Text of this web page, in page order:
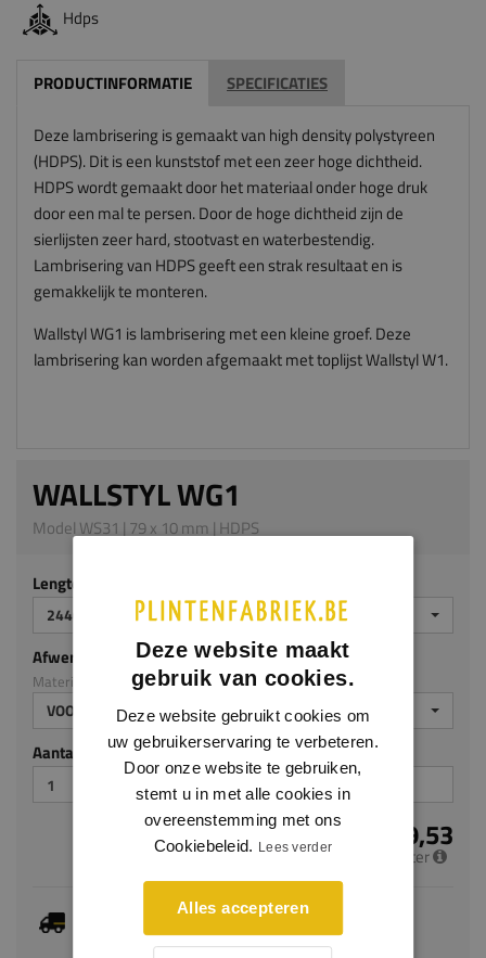
Hdps
PRODUCTINFORMATIE SPECIFICATIES
Deze lambrisering is gemaakt van high density polystyreen
(HDPS). Dit is een kunststof met een zeer hoge dichtheid.
HDPS wordt gemaakt door het materiaal onder hoge druk
door een mal te persen. Door de hoge dichtheid zijn de
sierlijsten zeer hard, stootvast en waterbestendig.
Lambrisering van HDPS geeft een strak resultaat en is
gemakkelijk te monteren.
Wallstyl WG1 is lambrisering met een kleine groef. Deze
lambrisering kan worden afgemaakt met toplijst Wallstyl W1.
WALLSTYL WG1
Model WS31 | 79 x 10 mm | HDPS
Lengte (mm)
2440
Afwerking
Materiaal: HDPS
VOORGELAKT
Aantal stuks
€ 9,53
per meter
Dit artikel is voorradig, de verwachte levertijd
bedraagt 1-3 werkdagen
Deze website maakt
gebruik van cookies.
Deze website gebruikt cookies om
uw gebruikerservaring te verbeteren.
Door onze website te gebruiken,
stemt u in met alle cookies in
overeenstemming met ons
Cookiebeleid. Lees verder
Alles accepteren